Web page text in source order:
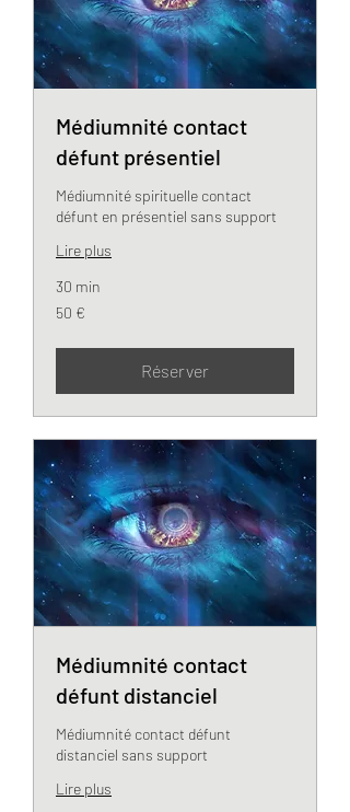
Médiumnité contact
défunt présentiel
Médiumnité spirituelle contact
défunt en présentiel sans support
Lire plus
30 min
50
euros
50 €
Réserver
Médiumnité contact
défunt distanciel
Médiumnité contact défunt
distanciel sans support
Lire plus